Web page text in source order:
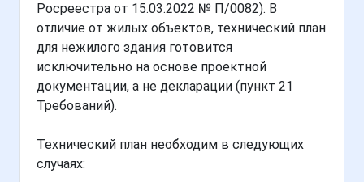
Росреестра от 15.03.2022 № П/0082). В
отличие от жилых объектов, технический план
для нежилого здания готовится
исключительно на основе проектной
документации, а не декларации (пункт 21
Требований).
Технический план необходим в следующих
случаях: